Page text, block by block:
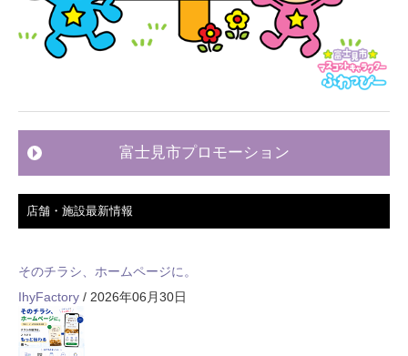
富士見市プロモーション
店舗・施設最新情報
そのチラシ、ホームページに。
IhyFactory / 2026年06月30日